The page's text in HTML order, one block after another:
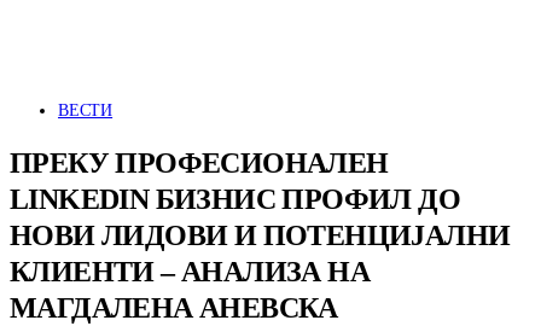
ВЕСТИ
ПРЕКУ ПРОФЕСИОНАЛЕН
LINKEDIN БИЗНИС ПРОФИЛ ДО
НОВИ ЛИДОВИ И ПОТЕНЦИЈАЛНИ
КЛИЕНТИ – АНАЛИЗА НА
МАГДАЛЕНА АНЕВСКА